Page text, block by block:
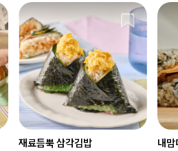
재료듬뿍 삼각김밥 내